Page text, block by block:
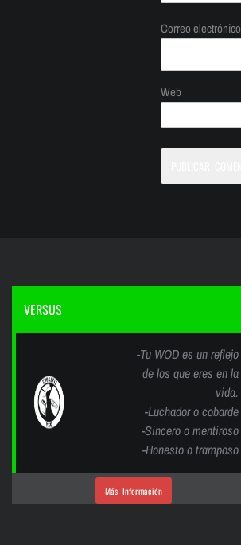
Correo electrónico
Web
VERSUS
-Tu WOD es un reflejo
de los que eres en la
vida.
-Luchador o cobarde
-Sincero o mentiroso
-Honesto o tramposo
Más Información